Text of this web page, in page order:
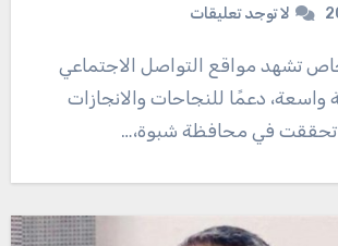
لا توجد تعليقات
واسعة، دعمًا للنجاحات والانجازات
تحققت في محافظة شبوة،…